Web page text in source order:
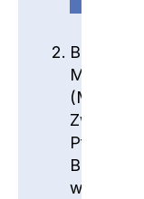
Bei der
Pflicht.
weiteren